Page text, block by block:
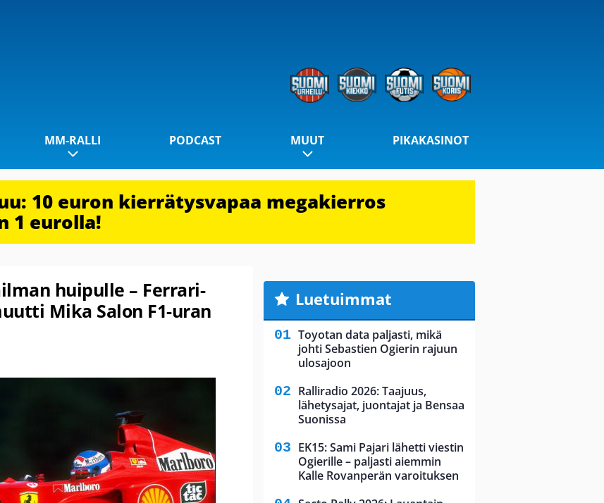
MM-RALLI PODCAST MUUT PIKAKASINOT
10 euron kierrätysvapaa megakierros
1 eurolla!
huipulle – Ferrari-
Mika Salon F1-uran
Luetuimmat
Toyotan data paljasti, mikä
johti Sebastien Ogierin rajuun
ulosajoon
Ralliradio 2026: Taajuus,
lähetysajat, juontajat ja Bensaa
Suonissa
EK15: Sami Pajari lähetti viestin
Ogierille – paljasti aiemmin
Kalle Rovanperän varoituksen